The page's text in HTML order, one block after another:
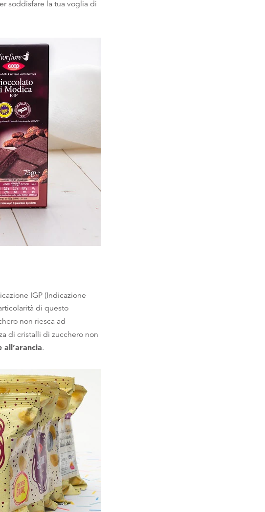
soddisfare la tua voglia di
IGP (Indicazione
di questo
non riesca ad
di cristalli di zucchero non
all’arancia.